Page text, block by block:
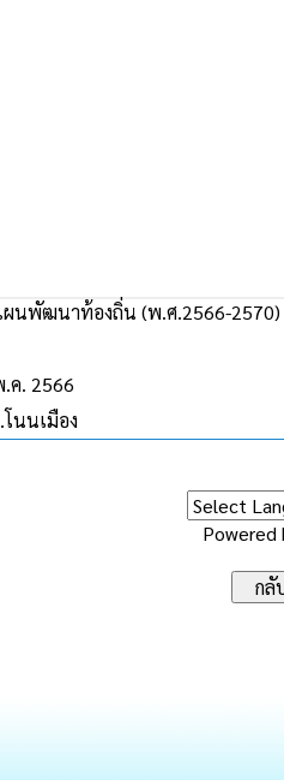
นพัฒนาท้องถิ่น (พ.ศ.2566-2570)
ค. 2566
นนเมือง
Powered